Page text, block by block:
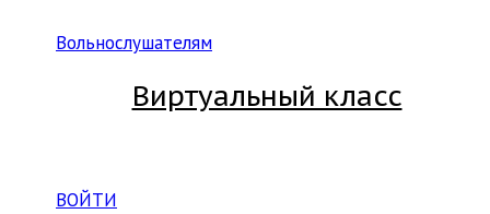
Вольнослушателям
Виртуальный класс
ВОЙТИ